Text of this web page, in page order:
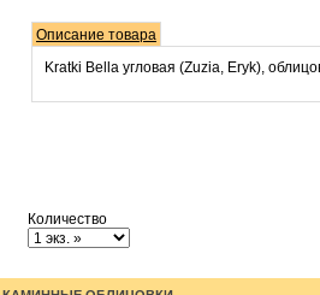
Описание товара
Kratki Bella угловая (Zuzia, Eryk),
Количество